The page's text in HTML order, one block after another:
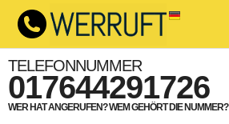
TELEFONNUMMER
017644291726
WER HAT ANGERUFEN? WEM GEHÖRT DIE NUMMER?